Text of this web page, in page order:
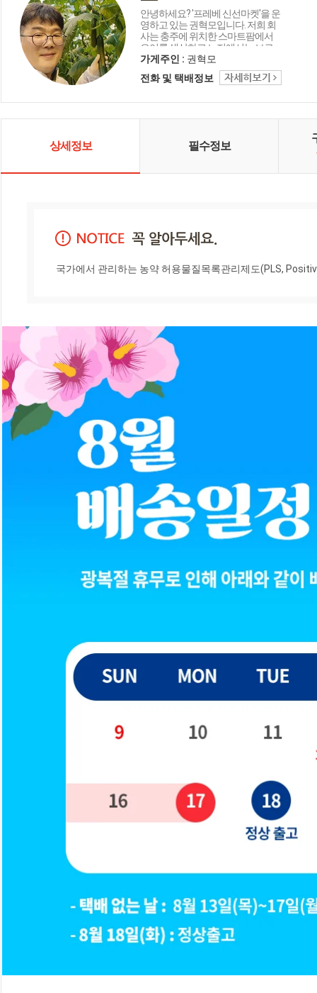
안녕하세요? '프레베 신선마켓'을 운
영하고 있는 권혁모입니다. 저희 회
사는 충주에 위치한 스마트팜에서
오이를 생산하고 노지에서는 브로
콜리와 가지 등을 재배하고 있습니
다. 뿐만아니라 강원도 철원, 평창, 제
주도, 진주, 여주 등 전국 산지에서 다
다.
가게주인 : 권혁모
전화 및 택배정보
상세정보 필수정보
국가에서 관리하는 농약 허용물질목록관리제도(PLS,